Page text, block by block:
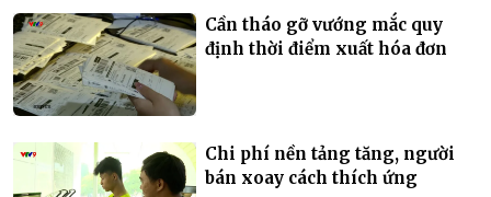
Cần tháo gỡ vướng mắc quy
định thời điểm xuất hóa đơn
Chi phí nền tảng tăng, người
bán xoay cách thích ứng